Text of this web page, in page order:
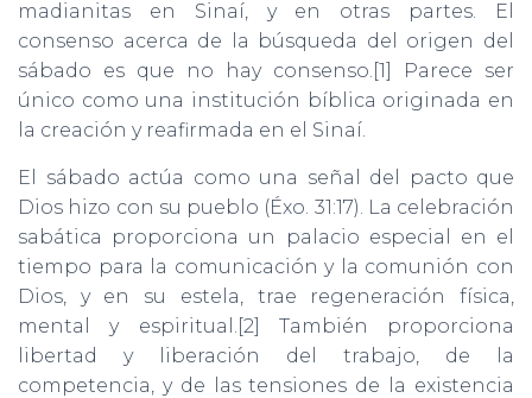
Ó
N
madianitas en Sinaí, y en otras partes. El
consenso acerca de la búsqueda del origen del
sábado es que no hay consenso.[1] Parece ser
único como una institución bíblica originada en
la creación y reafirmada en el Sinaí.
El sábado actúa como una señal del pacto que
Dios hizo con su pueblo (Éxo. 31:17). La celebración
sabática proporciona un palacio especial en el
tiempo para la comunicación y la comunión con
Dios, y en su estela, trae regeneración física,
mental y espiritual.[2] También proporciona
libertad y liberación del trabajo, de la
competencia, y de las tensiones de la existencia